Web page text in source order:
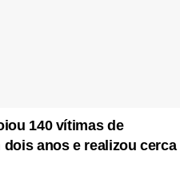
140 vítimas de
anos e realizou cerca